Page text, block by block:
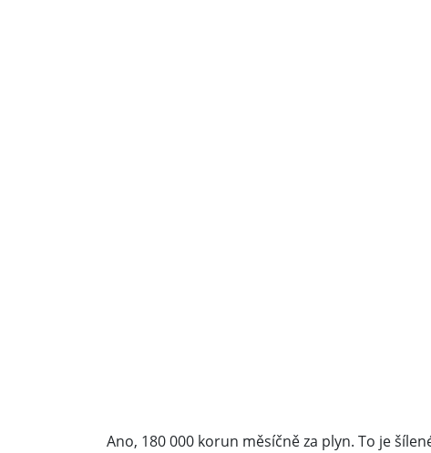
Ano, 180 000 korun měsíčně za plyn. To je